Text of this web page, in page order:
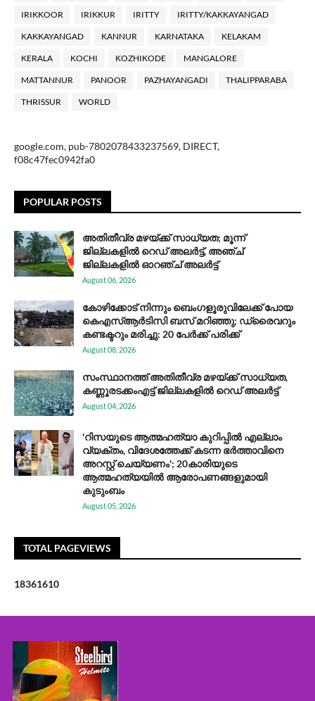
IRIKKOOR IRIKKUR IRITTY IRITTY/KAKKAYANGAD
KAKKAYANGAD KANNUR KARNATAKA KELAKAM
KERALA KOCHI KOZHIKODE MANGALORE
MATTANNUR PANOOR PAZHAYANGADI THALIPPARABA
THRISSUR WORLD
google.com, pub-7802078433237569, DIRECT,
f08c47fec0942fa0
POPULAR POSTS
അതിതീവ്ര മഴയ്ക്ക് സാധ്യത; മൂന്ന്
ജില്ലകളിൽ റെഡ് അലർട്ട്, അഞ്ച്
ജില്ലകളിൽ ഓറഞ്ച് അലർട്ട്
August 06, 2026
കോഴിക്കോട് നിന്നും ബെംഗളൂരുവിലേക്ക് പോയ
കെഎസ്ആര്‍ടിസി ബസ് മറിഞ്ഞു; ഡ്രൈവറും
കണ്ടക്ടറും മരിച്ചു: 20 പേര്‍ക്ക് പരിക്ക്
August 08, 2026
സം​സ്ഥാ​ന​ത്ത് അ​തി​തീ​വ്ര മ​ഴ​യ്ക്ക് സാ​ധ്യ​ത,
കണ്ണൂരടക്കംഎ​ട്ട് ജി​ല്ല​ക​ളി​ൽ റെ​ഡ് അ​ലർ​ട്ട്
August 04, 2026
'റിസയുടെ ആത്മഹത്യാ കുറിപ്പിൽ എല്ലാം
വ്യക്തം, വിദേശത്തേക്ക് കടന്ന ഭർത്താവിനെ
അറസ്റ്റ് ചെയ്യണം'; 20കാരിയുടെ
ആത്മഹത്യയിൽ ആരോപണങ്ങളുമായി
കുടുംബം
August 05, 2026
TOTAL PAGEVIEWS
18361610